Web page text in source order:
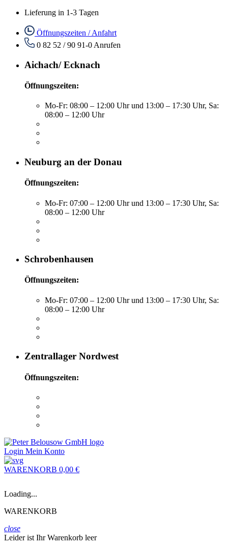
Lieferung in 1-3 Tagen
Öffnungszeiten / Anfahrt
0 82 52 / 90 91-0 Anrufen
Aichach/ Ecknach
Öffnungszeiten:
Mo-Fr: 08:00 – 12:00 Uhr und 13:00 – 17:30 Uhr, Sa:
08:00 – 12:00 Uhr
Neuburg an der Donau
Öffnungszeiten:
Mo-Fr: 07:00 – 12:00 Uhr und 13:00 – 17:30 Uhr, Sa:
08:00 – 12:00 Uhr
Schrobenhausen
Öffnungszeiten:
Mo-Fr: 07:00 – 12:00 Uhr und 13:00 – 17:30 Uhr, Sa:
08:00 – 12:00 Uhr
Zentrallager Nordwest
Öffnungszeiten:
Login Mein Konto
WARENKORB 0,00 €
Loading...
WARENKORB
close
Leider ist Ihr Warenkorb leer